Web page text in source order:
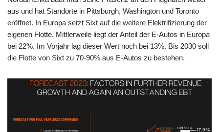
aus und hat Standorte in Pittsburgh, Washington und Toronto
eröffnet. In Europa setzt Sixt auf die weitere Elektrifizierung der
eigenen Flotte. Mittlerweile liegt der Anteil der E-Autos in Europa
bei 22%. Im Vorjahr lag dieser Wert noch bei 13%. Bis 2030 soll
die Flotte von Sixt zu 70-90% aus E-Autos zu bestehen.